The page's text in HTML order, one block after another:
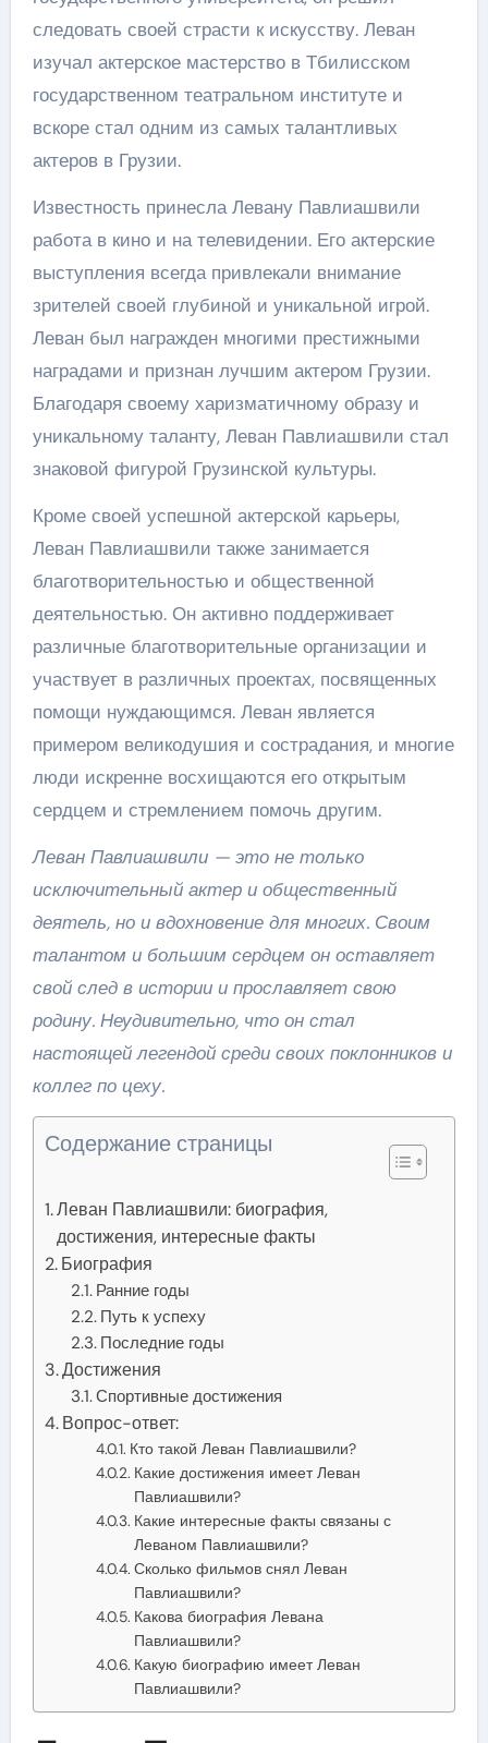
следовать своей страсти к искусству. Леван
изучал актерское мастерство в Тбилисском
государственном театральном институте и
вскоре стал одним из самых талантливых
актеров в Грузии.
Известность принесла Левану Павлиашвили
работа в кино и на телевидении. Его актерские
выступления всегда привлекали внимание
зрителей своей глубиной и уникальной игрой.
Леван был награжден многими престижными
наградами и признан лучшим актером Грузии.
Благодаря своему харизматичному образу и
уникальному таланту, Леван Павлиашвили стал
знаковой фигурой Грузинской культуры.
Кроме своей успешной актерской карьеры,
Леван Павлиашвили также занимается
благотворительностью и общественной
деятельностью. Он активно поддерживает
различные благотворительные организации и
участвует в различных проектах, посвященных
помощи нуждающимся. Леван является
примером великодушия и сострадания, и многие
люди искренне восхищаются его открытым
сердцем и стремлением помочь другим.
Леван Павлиашвили — это не только
исключительный актер и общественный
деятель, но и вдохновение для многих. Своим
талантом и большим сердцем он оставляет
свой след в истории и прославляет свою
родину. Неудивительно, что он стал
настоящей легендой среди своих поклонников и
коллег по цеху.
Содержание страницы
Леван Павлиашвили: биография,
достижения, интересные факты
Биография
Ранние годы
Путь к успеху
Последние годы
Достижения
Спортивные достижения
Вопрос-ответ:
Кто такой Леван Павлиашвили?
Какие достижения имеет Леван
Павлиашвили?
Какие интересные факты связаны с
Леваном Павлиашвили?
Сколько фильмов снял Леван
Павлиашвили?
Какова биография Левана
Павлиашвили?
Какую биографию имеет Леван
Павлиашвили?